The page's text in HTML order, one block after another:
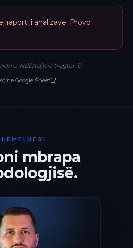
raporti i analizave. Provo
Ndërtojmë tregtar-ë.
në Google Sheet
mbrapa